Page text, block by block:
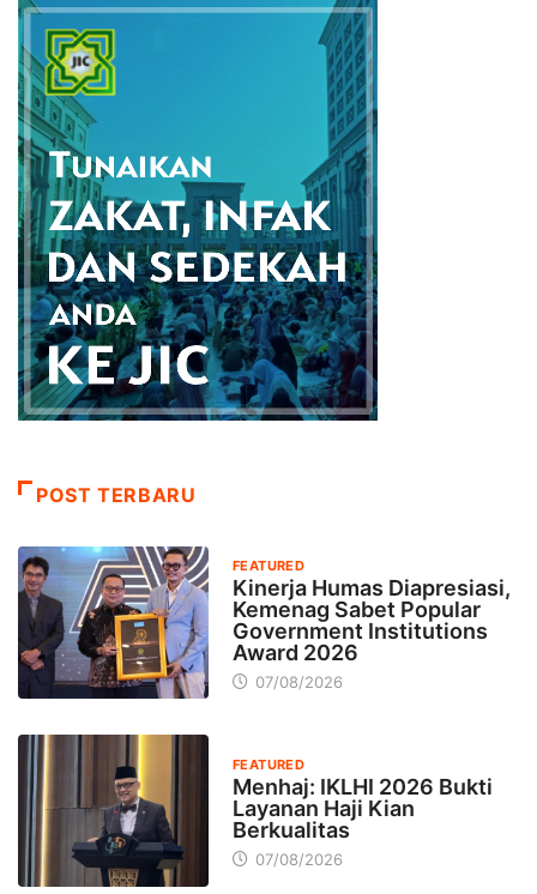
POST TERBARU
FEATURED
Kinerja Humas Diapresiasi,
Kemenag Sabet Popular
Government Institutions
Award 2026
07/08/2026
FEATURED
Menhaj: IKLHI 2026 Bukti
Layanan Haji Kian
Berkualitas
07/08/2026